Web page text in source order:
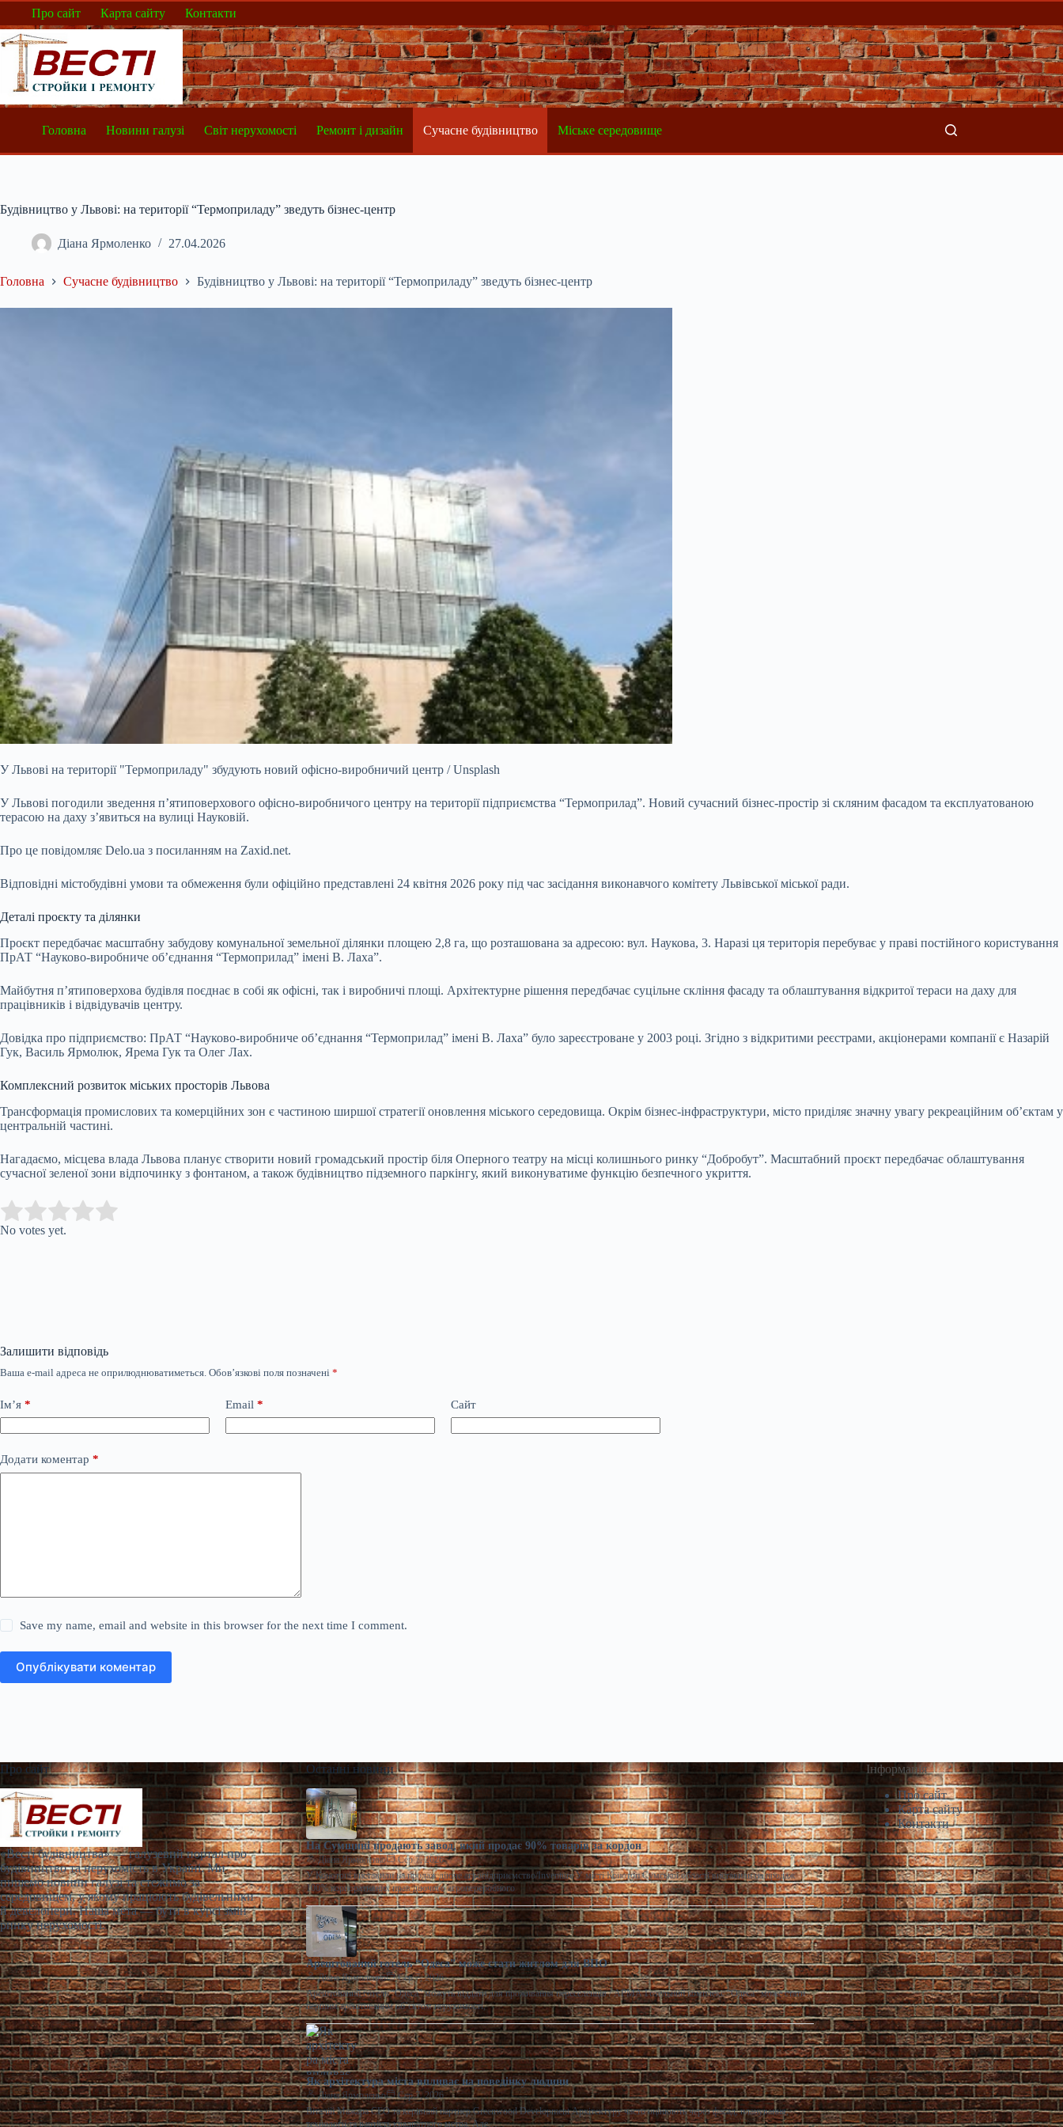
Перейти
вмісту
Про сайт Карта сайту Контакти
Головна Новини галузі Світ нерухомості Ремонт і дизайн Сучасне будівництво Міське середовище
Будівництво у Львові: на території “Термоприладу” зведуть бізнес-центр
Діана Ярмоленко 27.04.2026
Головна Сучасне будівництво Будівництво у Львові: на території “Термоприладу” зведуть бізнес-центр
У Львові на території "Термоприладу" збудують новий офісно-виробничий центр / Unsplash
У Львові погодили зведення п’ятиповерхового офісно-виробничого центру на території підприємства “Термоприлад”. Новий сучасний бізнес-простір зі скляним фасадом та експлуатованою
терасою на даху з’явиться на вулиці Науковій.
Про це повідомляє Delo.ua з посиланням на Zaxid.net.
Відповідні містобудівні умови та обмеження були офіційно представлені 24 квітня 2026 року під час засідання виконавчого комітету Львівської міської ради.
Деталі проєкту та ділянки
Проєкт передбачає масштабну забудову комунальної земельної ділянки площею 2,8 га, що розташована за адресою: вул. Наукова, 3. Наразі ця територія перебуває у праві постійного користування
ПрАТ “Науково-виробниче обʼєднання “Термоприлад” імені В. Лаха”.
Майбутня п’ятиповерхова будівля поєднає в собі як офісні, так і виробничі площі. Архітектурне рішення передбачає суцільне скління фасаду та облаштування відкритої тераси на даху для
працівників і відвідувачів центру.
Довідка про підприємство: ПрАТ “Науково-виробниче обʼєднання “Термоприлад” імені В. Лаха” було зареєстроване у 2003 році. Згідно з відкритими реєстрами, акціонерами компанії є Назарій
Гук, Василь Ярмолюк, Ярема Гук та Олег Лах.
Комплексний розвиток міських просторів Львова
Трансформація промислових та комерційних зон є частиною ширшої стратегії оновлення міського середовища. Окрім бізнес-інфраструктури, місто приділяє значну увагу рекреаційним об’єктам у
центральній частині.
Нагадаємо, місцева влада Львова планує створити новий громадський простір біля Оперного театру на місці колишнього ринку “Добробут”. Масштабний проєкт передбачає облаштування
сучасної зеленої зони відпочинку з фонтаном, а також будівництво підземного паркінгу, який виконуватиме функцію безпечного укриття.
Rate this item:
No votes yet.
Залишити відповідь
Ваша e-mail адреса не оприлюднюватиметься. Обов’язкові поля позначені *
Ім’я * Email * Сайт
Додати коментар *
Save my name, email and website in this browser for the next time I comment.
Опублікувати коментар
Про сайт
«Весті будівництва» — галузевий портал про
будівництво та нерухомість в Україні. Ми
пишемо новини галузі та стежимо за
середовищем, у якому працюють будівельники
й девелопери. Наша мета — бути в курсі змін
ринку нерухомості.
Останні новини
На Сумщині продають завод, який продає 90% товарів за кордон
Діана Ярмоленко
Сер 7, 2026
У Конотопі виставили на продаж діюче агропідприємство/Inventure У місті Конотоп Сумської області виставили на продаж
100% корпоративних прав діючого агропереробного
Арештований готель “Одеса” може стати житлом для ВПО
Діана Ярмоленко
Сер 7, 2026
Арештований готель "Одеса" можуть віддати для проживання переселенців / АРМА Готельний комплекс “Одеса” може стати
першим арештованим об’єктом нерухомості,
Як архітектура міста впливає на поведінку людини
Діана Ярмоленко
Сер 7, 2026
Віталій Мажара CEO та керівний партнер Greenwood Development Архітектуру часто оцінюють через фасад, планування,
технології та вартість квадратного метра. Але…
Інформація
Про сайт
Карта сайту
Контакти